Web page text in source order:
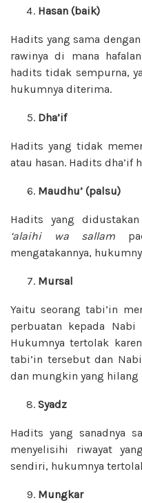
Hasan (baik)
Hadits yang sama
rawinya di mana
hadits tidak sempurna,
hukumnya diterima.
Dha’if
Hadits yang tidak
atau hasan. Hadits dha’if
Maudhu’ (palsu)
Hadits yang
‘alaihi wa sallam
mengatakannya,
Mursal
Yaitu seorang tabi’in
perbuatan kepada Nabi
Hukumnya tertolak
tabi’in tersebut dan Nabi
dan mungkin yang hilang
Syadz
Hadits yang sanadnya
menyelisihi riwayat
sendiri, hukumnya
Mungkar